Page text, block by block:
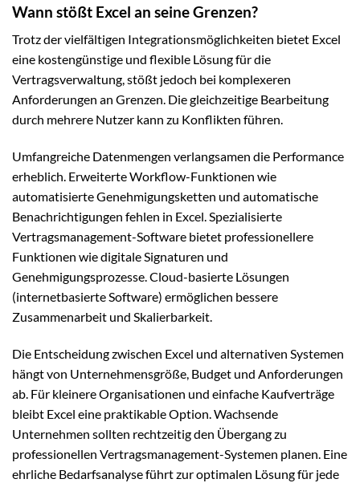
Wann stößt Excel an seine Grenzen?
Trotz der vielfältigen Integrationsmöglichkeiten bietet Excel
eine kostengünstige und flexible Lösung für die
Vertragsverwaltung, stößt jedoch bei komplexeren
Anforderungen an Grenzen. Die gleichzeitige Bearbeitung
durch mehrere Nutzer kann zu Konflikten führen.
Umfangreiche Datenmengen verlangsamen die Performance
erheblich. Erweiterte Workflow-Funktionen wie
automatisierte Genehmigungsketten und automatische
Benachrichtigungen fehlen in Excel. Spezialisierte
Vertragsmanagement-Software bietet professionellere
Funktionen wie digitale Signaturen und
Genehmigungsprozesse. Cloud-basierte Lösungen
(internetbasierte Software) ermöglichen bessere
Zusammenarbeit und Skalierbarkeit.
Die Entscheidung zwischen Excel und alternativen Systemen
hängt von Unternehmensgröße, Budget und Anforderungen
ab. Für kleinere Organisationen und einfache Kaufverträge
bleibt Excel eine praktikable Option. Wachsende
Unternehmen sollten rechtzeitig den Übergang zu
professionellen Vertragsmanagement-Systemen planen. Eine
ehrliche Bedarfsanalyse führt zur optimalen Lösung für jede